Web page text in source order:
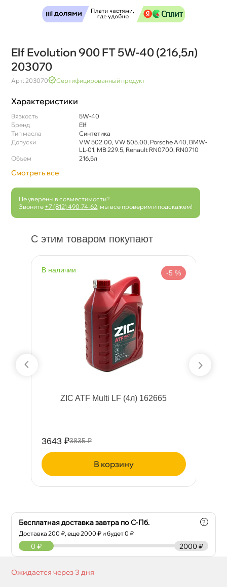
Elf Evolution 900 FT 5W-40 (216,5л)
203070
Арт: 203070 Сертифицированный продукт
Характеристики
язкость
5W-40
Бренд
Elf
Тип масла
Синтетика
Допуски
VW 502.00, VW 505.00, Porsche A40, BMW-
LL-01, MB 229.5, Renault RN0700, RN0710
Объем
216,5л
Смотреть все
Не уверены в совместимости?
Звоните +7 (812) 490-74-62 , мы все проверим и подскажем!
С этим товаром покупают
наличии -5 %
ZIC ATF Multi LF (4л) 162665
3643 ₽3835 ₽
корзину
Бесплатная доставка завтра по С-Пб.
Доставка200 ₽, еще2000 ₽ и будет 0 ₽
?
2000 ₽
0 ₽
Ожидается через 3 дня